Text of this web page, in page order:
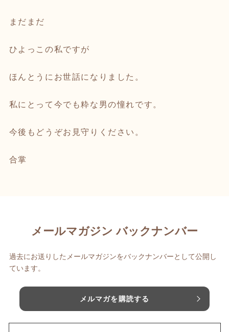
まだまだ
ひよっこの私ですが
ほんとうにお世話になりました。
私にとって今でも粋な男の憧れです。
今後もどうぞお見守りください。
合掌
メールマガジン バックナンバー
過去にお送りしたメールマガジンをバックナンバーとして公開し
ています。
メルマガを購読する